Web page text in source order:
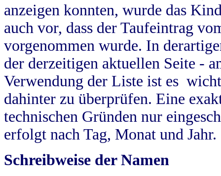
anzeigen konnten, wurde das
auch vor, dass der Taufeintrag
vorgenommen wurde. In
der derzeitigen aktuellen Seite -
Verwendung der Liste ist es
dahinter zu überprüfen. Eine
technischen Gründen nur
erfolgt nach Tag, Monat und Jahr.
Schreibweise der Namen